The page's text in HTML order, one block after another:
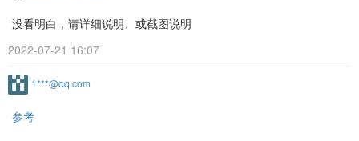
没看明白，请详细说明、或截图说明
2022-07-21 16:07
1***@qq.com
参考